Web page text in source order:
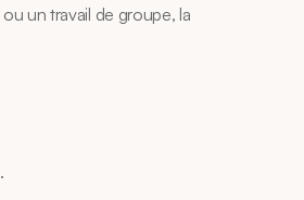
un travail de groupe, la